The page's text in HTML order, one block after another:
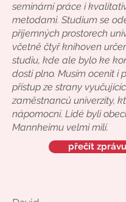
seminární práce i
metodami. Studium se
příjemných prostorech
včetně čtyř knihoven
studiu, kde ale bylo ke
dosti plno. Musím ocenit i
přístup ze strany
zaměstnanců univerzity,
nápomocní. Lidé byli
Mannheimu velmi milí.
přečít zprávu